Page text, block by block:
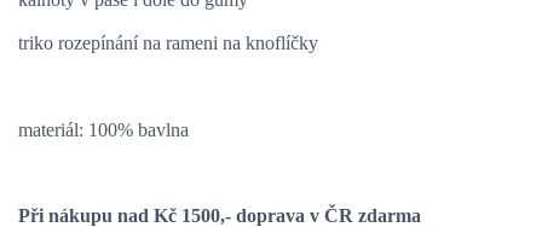
triko rozepínání na rameni na knoflíčky
materiál: 100% bavlna
Při nákupu nad Kč 1500,- doprava v ČR zdarma